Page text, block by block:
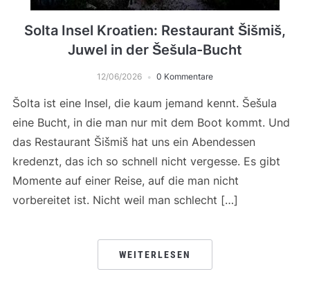
Solta Insel Kroatien: Restaurant Šišmiš,
Juwel in der Šešula-Bucht
12/06/2026 0 Kommentare
Šolta ist eine Insel, die kaum jemand kennt. Šešula
eine Bucht, in die man nur mit dem Boot kommt. Und
das Restaurant Šišmiš hat uns ein Abendessen
kredenzt, das ich so schnell nicht vergesse. Es gibt
Momente auf einer Reise, auf die man nicht
vorbereitet ist. Nicht weil man schlecht […]
WEITERLESEN